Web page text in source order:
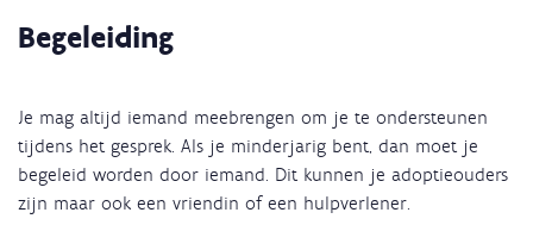
Begeleiding
Je mag altijd iemand meebrengen om je te ondersteunen
tijdens het gesprek. Als je minderjarig bent, dan moet je
begeleid worden door iemand. Dit kunnen je adoptieouders
zijn maar ook een vriendin of een hulpverlener.